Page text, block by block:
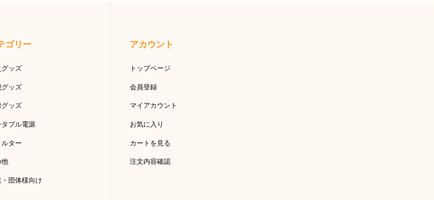
ゴリー
グッズ
グッズ
グッズ
タブル電源
ルター
他
団体様向け
アカウント
トップページ
会員登録
マイアカウント
お気に入り
カートを見る
注文内容確認